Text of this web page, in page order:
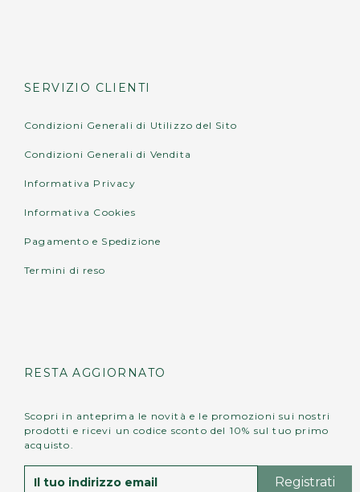
SERVIZIO CLIENTI
Condizioni Generali di Utilizzo del Sito
Condizioni Generali di Vendita
Informativa Privacy
Informativa Cookies
Pagamento e Spedizione
Termini di reso
RESTA AGGIORNATO
Scopri in anteprima le novità e le promozioni sui nostri
prodotti e ricevi un codice sconto del 10% sul tuo primo
acquisto.